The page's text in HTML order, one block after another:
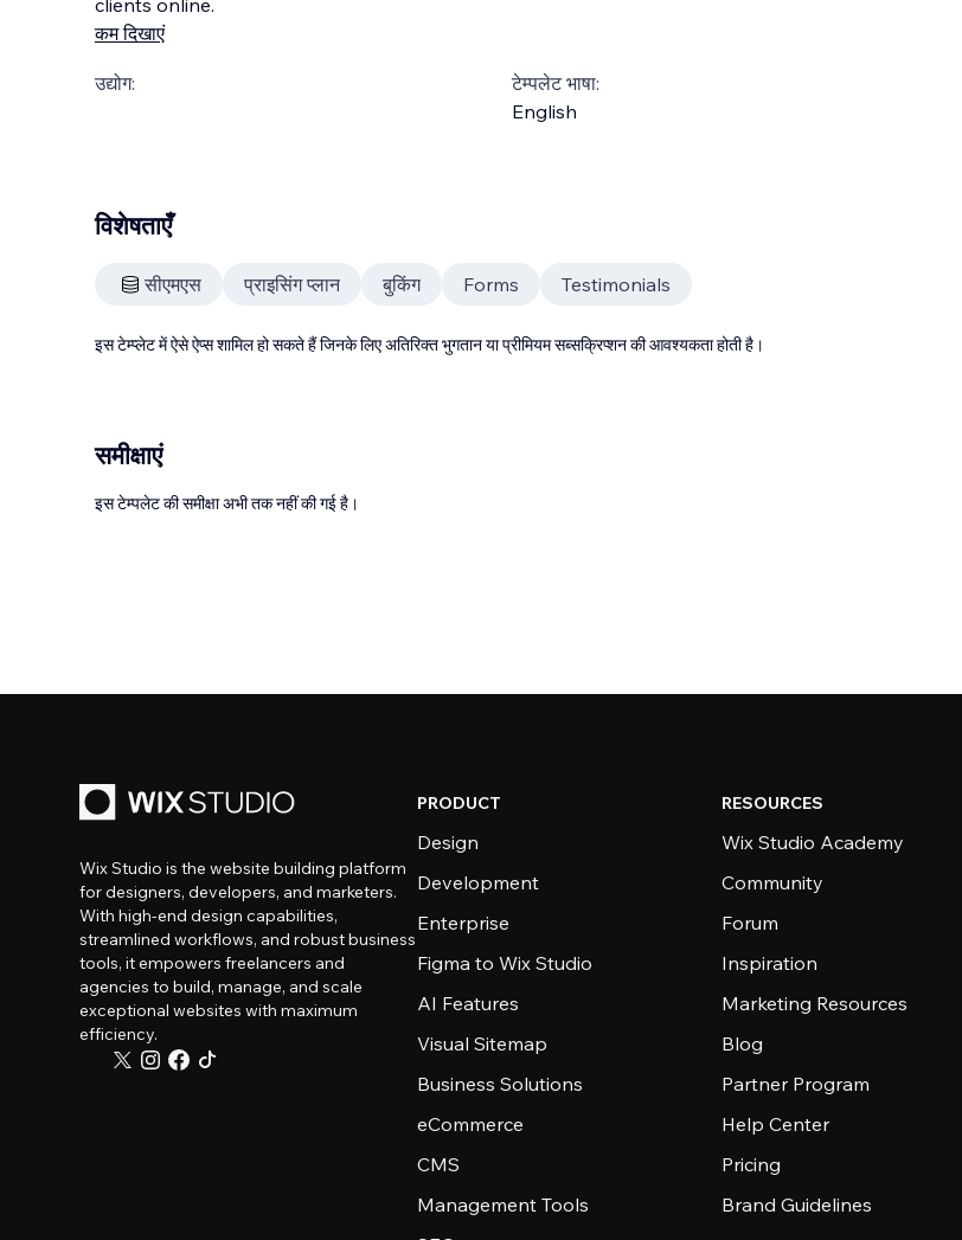
clients online.
कम दिखाएं
उद्योग:
टेम्पलेट भाषा:
English
विशेषताएँ
सीएमएस प्राइसिंग प्लान बुकिंग Forms Testimonials
इस टेम्प्लेट में ऐसे ऐप्स शामिल हो सकते हैं जिनके लिए अतिरिक्त भुगतान या प्रीमियम सब्सक्रिप्शन की आवश्यकता होती है।
समीक्षाएं
इस टेम्पलेट की समीक्षा अभी तक नहीं की गई है।
Wix Studio is the website building platform
for designers, developers, and marketers.
With high-end design capabilities,
streamlined workflows, and robust business
tools, it empowers freelancers and
agencies to build, manage, and scale
exceptional websites with maximum
efficiency.
PRODUCT
Design
Development
Enterprise
Figma to Wix Studio
AI Features
Visual Sitemap
Business Solutions
eCommerce
CMS
Management Tools
RESOURCES
Wix Studio Academy
Community
Forum
Inspiration
Marketing Resources
Blog
Partner Program
Help Center
Pricing
Brand Guidelines